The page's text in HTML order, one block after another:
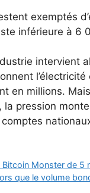
exemptés
inférieure à 6
intervient
en millions.
pression
Monster de 5
que le volume